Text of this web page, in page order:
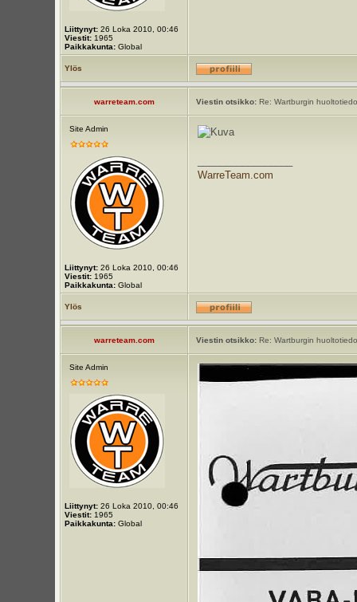
Liittynyt:26 Loka 2010, 00:46
Viestit:1965
Paikkakunta:Global
Ylös
warreteam.com Viestin otsikko:Re: Wartburgin
Site Admin
Liittynyt:26 Loka 2010, 00:46
Viestit:1965
Paikkakunta:Global
WarreTeam.com
Ylös
warreteam.com Viestin otsikko:Re: Wartburgin
Site Admin
Liittynyt:26 Loka 2010, 00:46
Viestit:1965
Paikkakunta:Global